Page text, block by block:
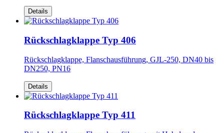
Details
Rückschlagklappe Typ 406
Rückschlagklappe, Flanschausführung, GJL-250, DN40 bis
DN250, PN16
Details
Rückschlagklappe Typ 411